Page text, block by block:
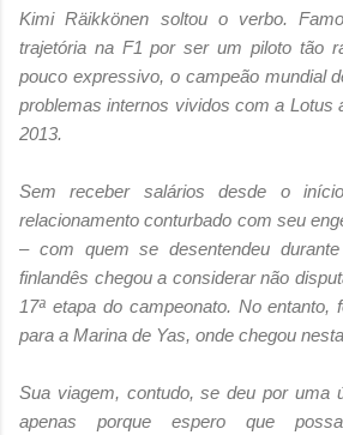
Kimi Räikkönen soltou o verbo.
trajetória na F1 por ser um piloto tão
pouco expressivo, o campeão mundial
problemas internos vividos com a Lotus
2013.
Sem receber salários desde o
relacionamento conturbado com seu
– com quem se desentendeu
finlandês chegou a considerar não
17ª etapa do campeonato. No entanto,
para a Marina de Yas, onde chegou
Sua viagem, contudo, se deu por uma
apenas porque espero que